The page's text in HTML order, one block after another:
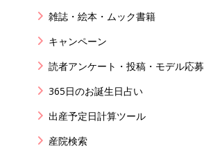
雑誌・絵本・ムック書籍
キャンペーン
読者アンケート・投稿・モデル応募
365日のお誕生日占い
出産予定日計算ツール
産院検索